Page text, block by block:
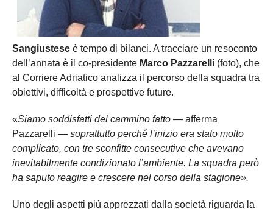
Sangiustese è tempo di bilanci. A tracciare un resoconto
dell’annata è il co-presidente Marco Pazzarelli (foto), che
al Corriere Adriatico analizza il percorso della squadra tra
obiettivi, difficoltà e prospettive future.
«Siamo soddisfatti del cammino fatto — afferma
Pazzarelli — soprattutto perché l’inizio era stato molto
complicato, con tre sconfitte consecutive che avevano
inevitabilmente condizionato l’ambiente. La squadra però
ha saputo reagire e crescere nel corso della stagione».
Uno degli aspetti più apprezzati dalla società riguarda la